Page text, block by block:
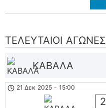
ΤΕΛΕΥΤΑΊΟΙ ΑΓΏΝΕΣ
ΚΑΒΑΛΑ
21 Δεκ 2025 - 15:00
2